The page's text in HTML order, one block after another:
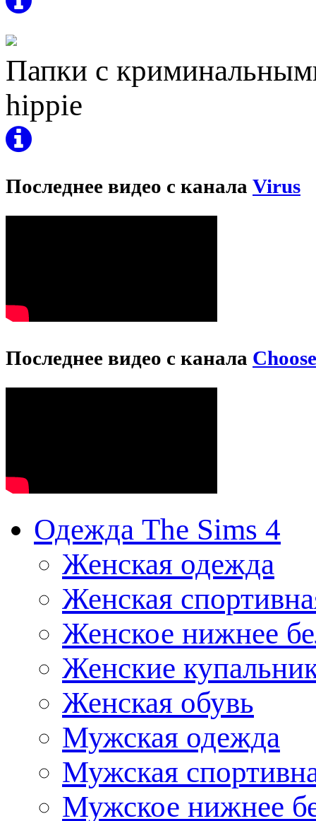
Папки с
hippie
Последнее видео с канала Virus
Последнее видео с канала
Одежда The Sims 4
Женская одежда
Женская
Женское нижнее
Женские
Женская обувь
Мужская одежда
Мужская
Мужское нижнее